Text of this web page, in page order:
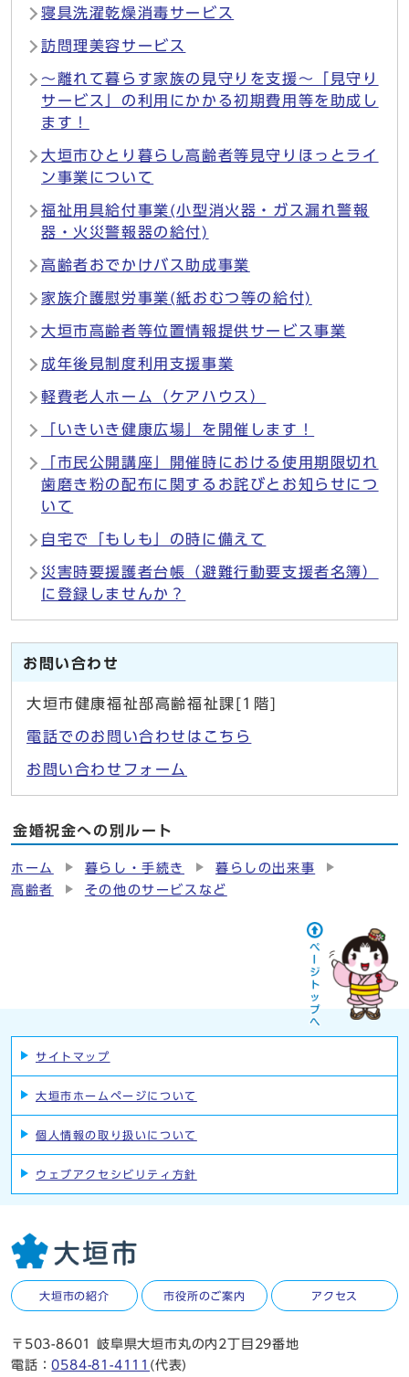
寝具洗濯乾燥消毒サービス
訪問理美容サービス
〜離れて暮らす家族の見守りを支援〜「見守り
サービス」の利用にかかる初期費用等を助成し
ます！
大垣市ひとり暮らし高齢者等見守りほっとライ
ン事業について
福祉用具給付事業(小型消火器・ガス漏れ警報
器・火災警報器の給付)
高齢者おでかけバス助成事業
家族介護慰労事業(紙おむつ等の給付)
大垣市高齢者等位置情報提供サービス事業
成年後見制度利用支援事業
軽費老人ホーム（ケアハウス）
「いきいき健康広場」を開催します！
「市民公開講座」開催時における使用期限切れ
歯磨き粉の配布に関するお詫びとお知らせにつ
いて
自宅で「もしも」の時に備えて
災害時要援護者台帳（避難行動要支援者名簿）
に登録しませんか？
お問い合わせ
大垣市健康福祉部高齢福祉課[1階]
電話でのお問い合わせはこちら
お問い合わせフォーム
金婚祝金への別ルート
ホーム 暮らし・手続き
暮らしの出来事
高齢者
その他のサービスなど
サイトマップ
大垣市ホームページについて
個人情報の取り扱いについて
ウェブアクセシビリティ方針
大垣市の紹介 市役所のご案内 アクセス
〒503-8601 岐阜県大垣市丸の内2丁目29番地
電話：0584-81-4111 (代表)